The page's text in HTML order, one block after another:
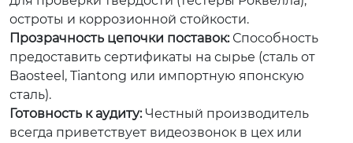
остроты и коррозионной стойкости.
Прозрачность цепочки поставок:Способность
предоставить сертификаты на сырье (сталь от
Baosteel, Tiantong или импортную японскую
сталь).
Готовность к аудиту:Честный производитель
всегда приветствует видеозвонок в цех или